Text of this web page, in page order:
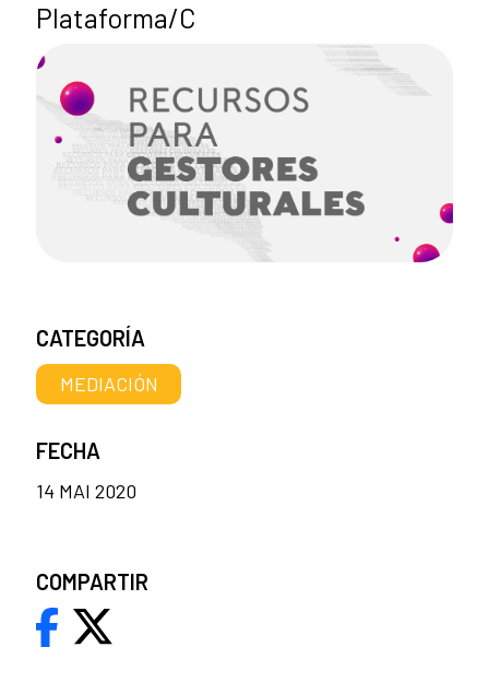
Plataforma/C
CATEGORÍA
MEDIACIÓN
FECHA
14 MAI 2020
COMPARTIR